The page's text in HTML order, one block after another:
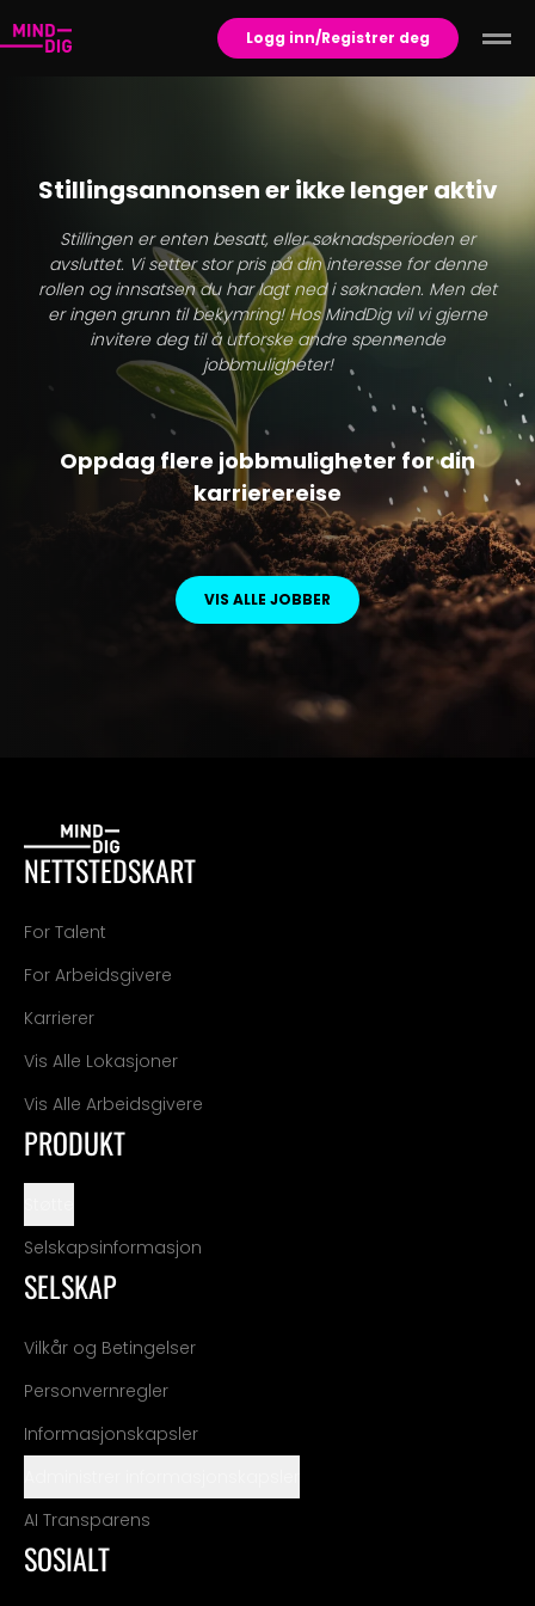
Logg inn/Registrer deg
Stillingsannonsen er ikke lenger aktiv
Stillingen er enten besatt, eller søknadsperioden er
avsluttet. Vi setter stor pris på din interesse for denne
rollen og innsatsen du har lagt ned i søknaden. Men det
er ingen grunn til bekymring! Hos MindDig vil vi gjerne
invitere deg til å utforske andre spennende
jobbmuligheter!
Oppdag flere jobbmuligheter for din
karrierereise
VIS ALLE JOBBER
NETTSTEDSKART
For Talent
For Arbeidsgivere
Karrierer
Vis Alle Lokasjoner
Vis Alle Arbeidsgivere
PRODUKT
Selskapsinformasjon
SELSKAP
Vilkår og Betingelser
Personvernregler
Informasjonskapsler
AI Transparens
SOSIALT